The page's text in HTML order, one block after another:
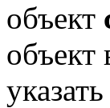
объект
объект